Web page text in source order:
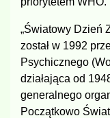
„Światowy Dzień
został w 1992
Psychicznego
działająca od
generalnego
Początkowo